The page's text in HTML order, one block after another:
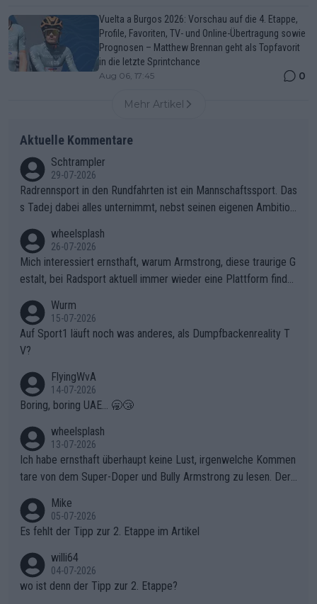
Vuelta a Burgos 2026: Vorschau auf die 4. Etappe,
Profile, Favoriten, TV- und Online-Übertragung sowie
Prognosen – Matthew Brennan geht als Topfavorit
in die letzte Sprintchance
Aug 06, 17:45 0
Mehr Artikel
Aktuelle Kommentare
Schtrampler
29-07-2026
Radrennsport in den Rundfahrten ist ein Mannschaftssport. Das
s Tadej dabei alles unternimmt, nebst seinen eigenen Ambition
ganze Team auch mental stark zu machen und konkret am Erf
olg teilzuhaben, ist ihm ganz hoch anzurechnen. Das ist ein Zei
chen weit über den Radsport hinaus.
wheelsplash
26-07-2026
Mich interessiert ernsthaft, warum Armstrong, diese traurige G
estalt, bei Radsport aktuell immer wieder eine Plattform finde
Wurm
15-07-2026
Auf Sport1 läuft noch was anderes, als Dumpfbackenreality T
V?
FlyingWvA
14-07-2026
Boring, boring UAE... 🥱😴
wheelsplash
13-07-2026
Ich habe ernsthaft überhaupt keine Lust, irgenwelche Kommen
tare von dem Super-Doper und Bully Armstrong zu lesen. Der
r die gehört nicht in dieses Medium!
Mike
05-07-2026
Es fehlt der Tipp zur 2. Etappe im Artikel
willi64
04-07-2026
wo ist denn der Tipp zur 2. Etappe?